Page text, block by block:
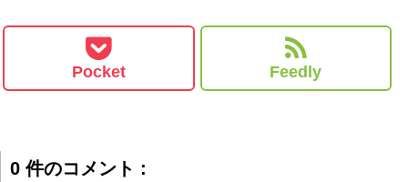
Pocket Feedly
0 件のコメント :